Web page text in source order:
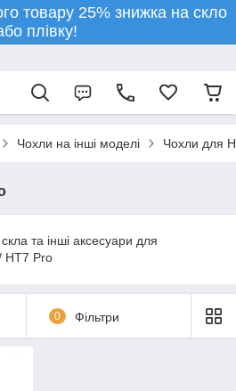
товару 25% знижка на скло
плівку!
Чохли на інші моделі Чохли для
та інші аксесуари для
HT7 Pro
0 Фільтри